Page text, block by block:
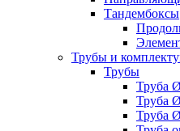
Тандембоксы
Трубы и
Трубы
Труба
Труба
Труба